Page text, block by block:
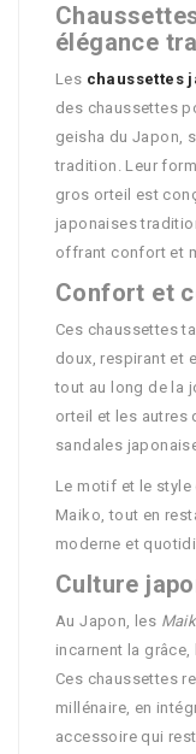
élégance
Les chaussettes
des chaussettes
geisha du Japon,
tradition. Leur
gros orteil est
japonaises
offrant confort et
Confort et
Ces chaussettes
doux, respirant et
tout au long de la
orteil et les autres
sandales
Le motif et le style
Maiko, tout en
moderne et
Culture
Au Japon, les
incarnent la
Ces chaussettes
millénaire, en
accessoire qui